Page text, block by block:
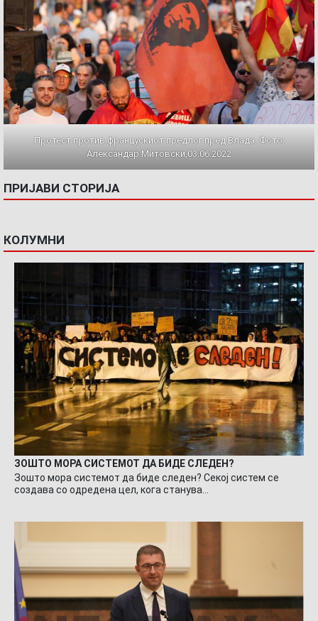
Протест против францускиот предлог пред Влада. Фото:
Александар Митовски,03.06.2022
ПРИЈАВИ СТОРИЈА
КОЛУМНИ
ЗОШТО МОРА СИСТЕМОТ ДА БИДЕ СЛЕДЕН?
Зошто мора системот да биде следен? Секој систем се
создава со одредена цел, кога станува…